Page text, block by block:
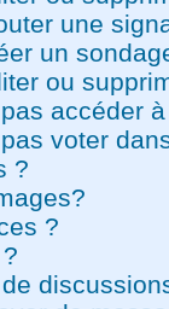
une
un
ou
accéder
voter
?
?